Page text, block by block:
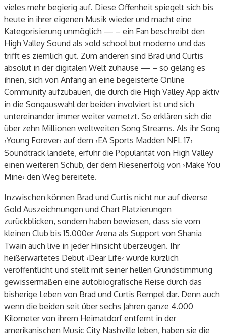
vieles mehr begierig auf. Diese Offenheit spiegelt sich bis
heute in ihrer eigenen Musik wieder und macht eine
Kategorisierung unmöglich — – ein Fan beschreibt den
High Valley Sound als »old school but modern« und das
trifft es ziemlich gut. Zum anderen sind Brad und Curtis
absolut in der digitalen Welt zuhause — – so gelang es
ihnen, sich von Anfang an eine begeisterte Online
Community aufzubauen, die durch die High Valley App aktiv
in die Songauswahl der beiden involviert ist und sich
untereinander immer weiter vernetzt. So erklären sich die
über zehn Millionen weltweiten Song Streams. Als ihr Song
›Young Forever‹ auf dem ›EA Sports Madden NFL 17‹
Soundtrack landete, erfuhr die Popularität von High Valley
einen weiteren Schub, der dem Riesenerfolg von ›Make You
Mine‹ den Weg bereitete.
Inzwischen können Brad und Curtis nicht nur auf diverse
Gold Auszeichnungen und Chart Platzierungen
zurückblicken, sondern haben bewiesen, dass sie vom
kleinen Club bis 15.000er Arena als Support von Shania
Twain auch live in jeder Hinsicht überzeugen. Ihr
heißerwartetes Debut ›Dear Life‹ wurde kürzlich
veröffentlicht und stellt mit seiner hellen Grundstimmung
gewissermaßen eine autobiografische Reise durch das
bisherige Leben von Brad und Curtis Rempel dar. Denn auch
wenn die beiden seit über sechs Jahren ganze 4.000
Kilometer von ihrem Heimatdorf entfernt in der
amerikanischen Music City Nashville leben, haben sie die